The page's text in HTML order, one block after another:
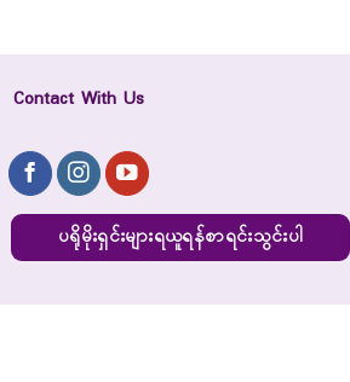
Contact With Us
ပရိုမိုးရှင်းများရယူရန်စာရင်းသွင်းပါ